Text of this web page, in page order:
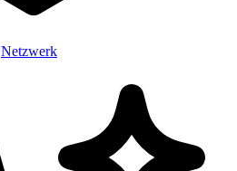
Netzwerk